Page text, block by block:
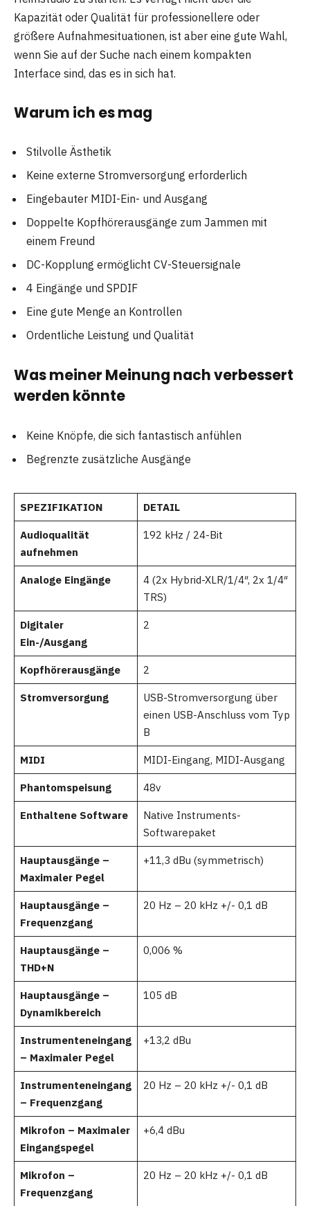
Kapazität oder Qualität für professionellere oder
größere Aufnahmesituationen, ist aber eine gute Wahl,
wenn Sie auf der Suche nach einem kompakten
Interface sind, das es in sich hat.
Warum ich es mag
Stilvolle Ästhetik
Keine externe Stromversorgung erforderlich
Eingebauter MIDI-Ein- und Ausgang
Doppelte Kopfhörerausgänge zum Jammen mit
einem Freund
DC-Kopplung ermöglicht CV-Steuersignale
4 Eingänge und SPDIF
Eine gute Menge an Kontrollen
Ordentliche Leistung und Qualität
Was meiner Meinung nach verbessert
werden könnte
Keine Knöpfe, die sich fantastisch anfühlen
Begrenzte zusätzliche Ausgänge
SPEZIFIKATION DETAIL
Audioqualität
aufnehmen
192 kHz / 24-Bit
Analoge Eingänge
4 (2x Hybrid-XLR/1/4″, 2x 1/4″
TRS)
Digitaler
Ein-/Ausgang
2
Kopfhörerausgänge 2
Stromversorgung
USB-Stromversorgung über
einen USB-Anschluss vom Typ
B
MIDI MIDI-Eingang, MIDI-Ausgang
Phantomspeisung 48v
Enthaltene Software
Native Instruments-
Softwarepaket
Hauptausgänge –
Maximaler Pegel
+11,3 dBu (symmetrisch)
Hauptausgänge –
Frequenzgang
20 Hz – 20 kHz +/- 0,1 dB
Hauptausgänge –
THD+N
0,006 %
Hauptausgänge –
Dynamikbereich
105 dB
Instrumenteneingang
– Maximaler Pegel
+13,2 dBu
Instrumenteneingang
– Frequenzgang
20 Hz – 20 kHz +/- 0,1 dB
Mikrofon – Maximaler
Eingangspegel
+6,4 dBu
Mikrofon –
Frequenzgang
20 Hz – 20 kHz +/- 0,1 dB